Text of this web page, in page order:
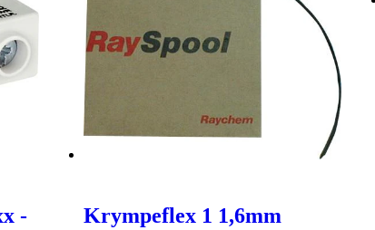
-
Krympeflex 1 1,6mm